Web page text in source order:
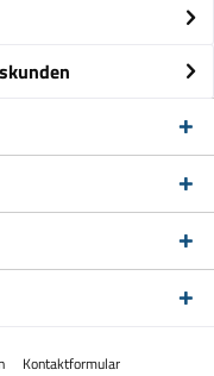
Kontaktformular